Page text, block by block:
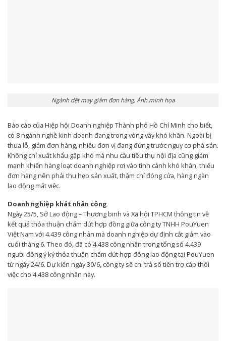
Ngành dệt may giảm đơn hàng. Ảnh minh họa
Báo cáo của Hiệp hội Doanh nghiệp Thành phố Hồ Chí Minh cho biết,
có 8 ngành nghề kinh doanh đang trong vòng vây khó khăn. Ngoài bị
thua lỗ, giảm đơn hàng, nhiều đơn vị đang đứng trước nguy cơ phá sản.
Không chỉ xuất khẩu gặp khó mà nhu cầu tiêu thụ nội địa cũng giảm
mạnh khiến hàng loạt doanh nghiệp rơi vào tình cảnh khó khăn, thiếu
đơn hàng nên phải thu hẹp sản xuất, thậm chí đóng cửa, hàng ngàn
lao động mất việc.
Doanh nghiệp khát nhân công
Ngày 25/5, Sở Lao động – Thương binh và Xã hội TPHCM thông tin về
kết quả thỏa thuận chấm dứt hợp đồng giữa công ty TNHH PouYuen
Việt Nam với 4.439 công nhân mà doanh nghiệp dự định cắt giảm vào
cuối tháng 6. Theo đó, đã có 4.438 công nhân trong tổng số 4.439
người đồng ý ký thỏa thuận chấm dứt hợp đồng lao động tại PouYuen
từ ngày 24/6. Dự kiến ngày 30/6, công ty sẽ chi trả số tiền trợ cấp thôi
việc cho 4.438 công nhân này.